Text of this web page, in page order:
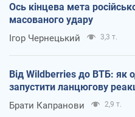
Ось кінцева мета
масованого удару
Ігор Чернецький 3,3 т.
Від Wildberries до ВТБ: як
запустити ланцюгову
Брати Капранови 2,9 т.